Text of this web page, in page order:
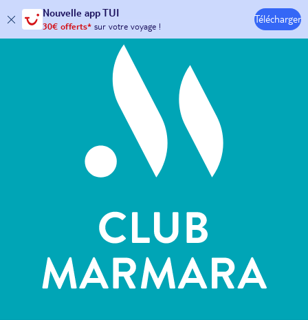
Nouvelle app TUI
30€ offerts*sur votre
avec le code :HAPPYAPP
Télécharger
Hôtels & Clubs